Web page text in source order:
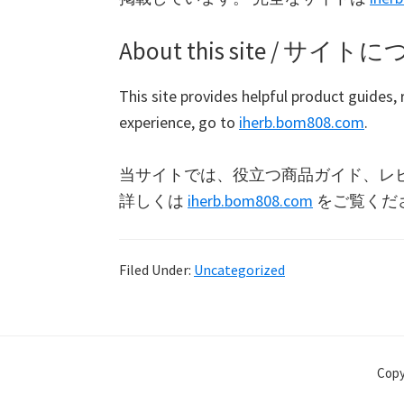
About this site / サイトに
This site provides helpful product
experience, go to iherb.bom808.com.
当サイトでは、役立つ商品ガイド、
詳しくは iherb.bom808.com をご覧くだ
Filed Under: Uncategorized